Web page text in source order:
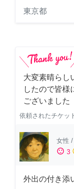
東京都
大変素晴らし
したので皆様
ございました
依頼されたチケッ
女性 /
sentiment_satisfied 3
外出の付き添